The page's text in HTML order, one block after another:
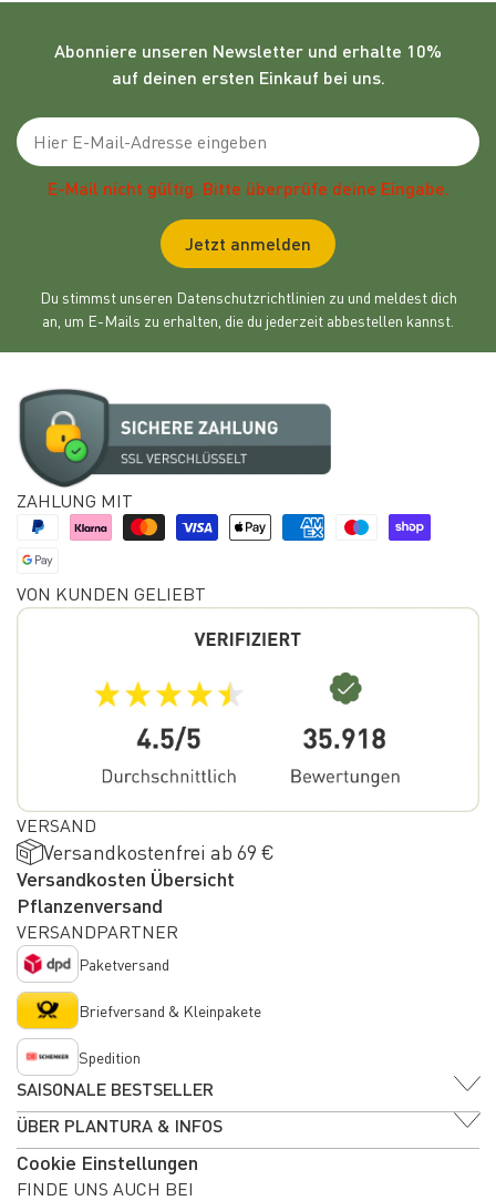
Abonniere unseren Newsletter und erhalte 10%
auf deinen ersten Einkauf bei uns.
Emailadresse
E-Mail nicht gültig. Bitte überprüfe deine Eingabe.
Jetzt anmelden
Du stimmst unseren Datenschutzrichtlinien zu und meldest dich
an, um E-Mails zu erhalten, die du jederzeit abbestellen kannst.
SAISONALE BESTSELLER
ÜBER PLANTURA & INFOS
Cookie Einstellungen
FINDE UNS AUCH BEI
VERSAND
Versandkostenfrei ab 69 €
Versandkosten Übersicht
Pflanzenversand
VERSANDPARTNER
Paketversand
Briefversand & Kleinpakete
Spedition
ZAHLUNG MIT
VON KUNDEN GELIEBT